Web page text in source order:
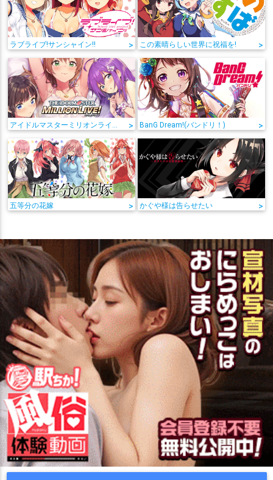
ラブライブ!サンシャイン!! > この素晴らしい世界に祝福を! >
アイドルマスターミリオンライブ! > BanG Dream!(バンドリ！) >
五等分の花嫁 > かぐや様は告らせたい >